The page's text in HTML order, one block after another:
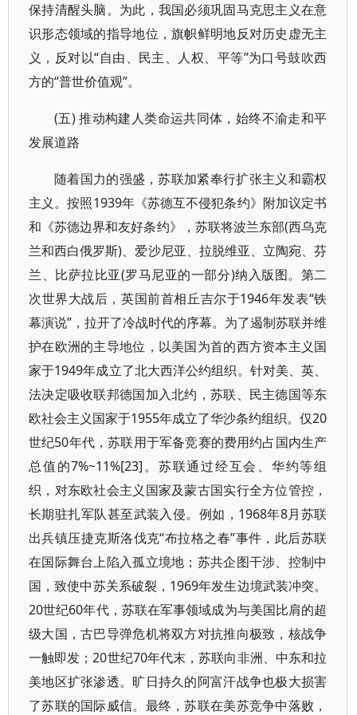
保持清醒头脑。为此，我国必须巩固马克思主义在意
识形态领域的指导地位，旗帜鲜明地反对历史虚无主
义，反对以“自由、民主、人权、平等”为口号鼓吹西
方的“普世价值观”。
(五) 推动构建人类命运共同体，始终不渝走和平
发展道路
随着国力的强盛，苏联加紧奉行扩张主义和霸权
主义。按照1939年《苏德互不侵犯条约》附加议定书
和《苏德边界和友好条约》，苏联将波兰东部(西乌克
兰和西白俄罗斯)、爱沙尼亚、拉脱维亚、立陶宛、芬
兰、比萨拉比亚(罗马尼亚的一部分)纳入版图。第二
次世界大战后，英国前首相丘吉尔于1946年发表“铁
幕演说”，拉开了冷战时代的序幕。为了遏制苏联并维
护在欧洲的主导地位，以美国为首的西方资本主义国
家于1949年成立了北大西洋公约组织。针对美、英、
法决定吸收联邦德国加入北约，苏联、民主德国等东
欧社会主义国家于1955年成立了华沙条约组织。仅20
世纪50年代，苏联用于军备竞赛的费用约占国内生产
总值的7%~11%[23]。苏联通过经互会、华约等组
织，对东欧社会主义国家及蒙古国实行全方位管控，
长期驻扎军队甚至武装入侵。例如，1968年8月苏联
出兵镇压捷克斯洛伐克“布拉格之春”事件，此后苏联
在国际舞台上陷入孤立境地；苏共企图干涉、控制中
国，致使中苏关系破裂，1969年发生边境武装冲突。
20世纪60年代，苏联在军事领域成为与美国比肩的超
级大国，古巴导弹危机将双方对抗推向极致，核战争
一触即发；20世纪70年代末，苏联向非洲、中东和拉
美地区扩张渗透。旷日持久的阿富汗战争也极大损害
了苏联的国际威信。最终，苏联在美苏竞争中落败，